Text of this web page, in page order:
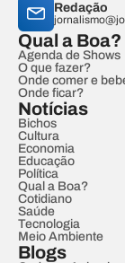
Redação
Qual a Boa?
Agenda de Shows
O que fazer?
Onde comer e
Onde ficar?
Notícias
Bichos
Cultura
Economia
Educação
Política
Qual a Boa?
Cotidiano
Saúde
Tecnologia
Meio Ambiente
Blogs